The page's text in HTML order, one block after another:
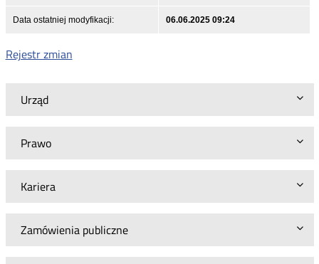
Urząd
Prawo
Kariera
Zamówienia publiczne
Data ostatniej modyfikacji: 06.06.2025 09:24
Rejestr zmian